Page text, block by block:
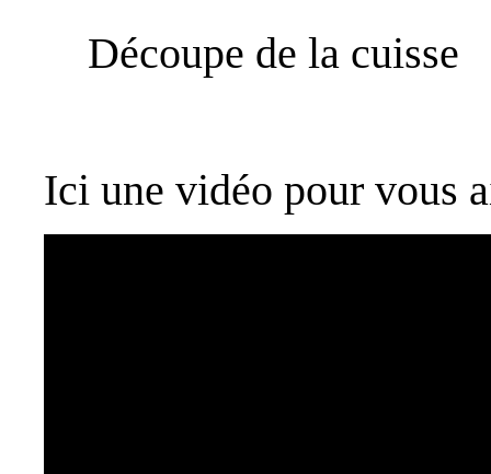
Découpe de la cuisse
Ici une vidéo pour vous